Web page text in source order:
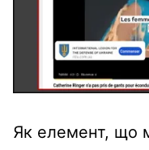
Як елемент, що